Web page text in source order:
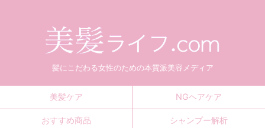
髪にこだわる女性のための本質派美容メディア
美髪ケア NGヘアケア
おすすめ商品 シャンプー解析